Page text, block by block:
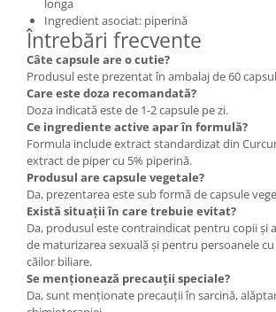
longa
Ingredient asociat: piperină
Întrebări frecvente
Câte capsule are o cutie?
Produsul este prezentat în ambalaj de 60
Care este doza recomandată?
Doza indicată este de 1-2 capsule pe zi.
Ce ingrediente active apar în formulă?
Formula include extract standardizat din
extract de piper cu 5% piperină.
Produsul are capsule vegetale?
Da, prezentarea este sub formă de capsule
Există situații în care trebuie evitat?
Da, produsul este contraindicat pentru copii și
de maturizarea sexuală și pentru persoanele
căilor biliare.
Se menționează precauții speciale?
Da, sunt menționate precauții în sarcină,